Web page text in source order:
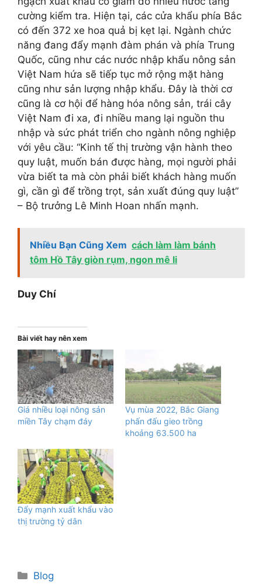
cường kiểm tra. Hiện tại, các cửa khẩu phía Bắc
có đến 372 xe hoa quả bị kẹt lại. Ngành chức
năng đang đẩy mạnh đàm phán và phía Trung
Quốc, cũng như các nước nhập khẩu nông sản
Việt Nam hứa sẽ tiếp tục mở rộng mặt hàng
cũng như sản lượng nhập khẩu. Đây là thời cơ
cũng là cơ hội để hàng hóa nông sản, trái cây
Việt Nam đi xa, đi nhiều mang lại nguồn thu
nhập và sức phát triển cho ngành nông nghiệp
với yêu cầu: “Kinh tế thị trường vận hành theo
quy luật, muốn bán được hàng, mọi người phải
vừa biết ta mà còn phải biết khách hàng muốn
gì, cần gì để trồng trọt, sản xuất đúng quy luật”
– Bộ trưởng Lê Minh Hoan nhấn mạnh.
Nhiều Bạn Cũng Xem cách làm làm bánh
tôm Hồ Tây giòn rụm, ngon mê li
Duy Chí
Bài viết hay nên xem
Giá nhiều loại nông sản
miền Tây chạm đáy
Vụ mùa 2022, Bắc Giang
phấn đấu gieo trồng
khoảng 63.500 ha
Đẩy mạnh xuất khẩu vào
thị trường tỷ dân
Danh
Blog